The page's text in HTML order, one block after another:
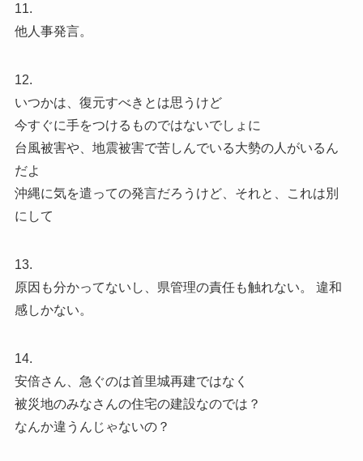
11.
他人事発言。
12.
いつかは、復元すべきとは思うけど
今すぐに手をつけるものではないでしょに
台風被害や、地震被害で苦しんでいる大勢の人がいるん
だよ
沖縄に気を遣っての発言だろうけど、それと、これは別
にして
13.
原因も分かってないし、県管理の責任も触れない。 違和
感しかない。
14.
安倍さん、急ぐのは首里城再建ではなく
被災地のみなさんの住宅の建設なのでは？
なんか違うんじゃないの？